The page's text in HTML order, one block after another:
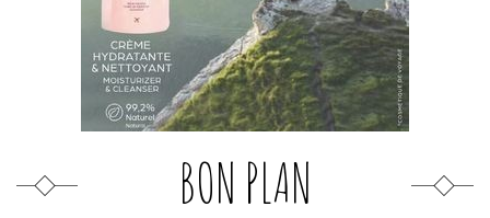
BON PLAN